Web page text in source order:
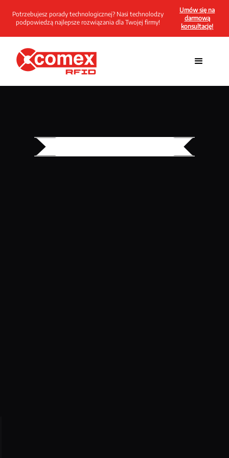
Potrzebujesz porady technologicznej? Nasi technolodzy
podpowiedzą najlepsze rozwiązania dla Twojej firmy!
Umów się na
darmową
konsultację!